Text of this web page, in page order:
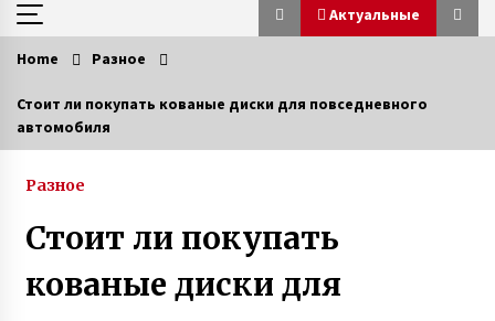
Актуальные
Актуальные
Антон Васалатий умножает в уме миллионы
чисел и трижды победил на чемпионате
Украины по основам счета
6 лет ago
Home Разное
Стоит ли покупать кованые диски для повседневного
автомобиля
Разное
Стоит ли покупать
кованые диски для